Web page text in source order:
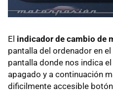
El indicador de cambio de
pantalla del ordenador en
pantalla donde nos indica
apagado y a continuación
dificilmente accesible